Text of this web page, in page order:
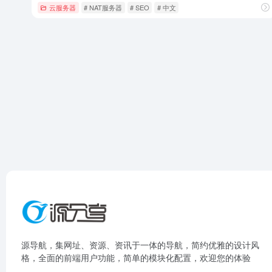
云服务器 # NAT服务器 # SEO # 中文
源导航，集网址、资源、资讯于一体的导航，简约优雅的设计风
格，全面的前端用户功能，简单的模块化配置，欢迎您的体验